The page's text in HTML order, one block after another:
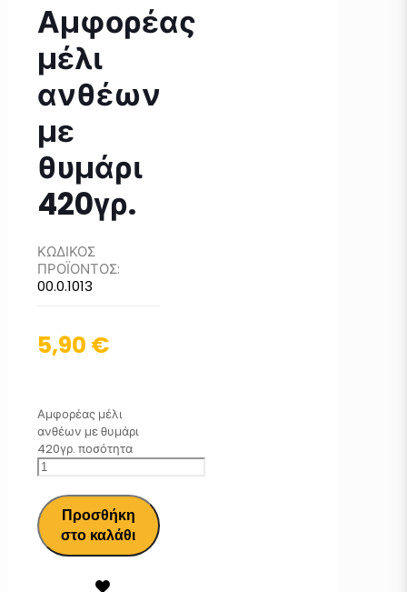
Αμφορέας
μέλι
ανθέων
με
θυμάρι
420γρ.
ΚΩΔΙΚΟΣ
ΠΡΟΪΟΝΤΟΣ:
00.0.1013
5,90 €
Αμφορέας μέλι
ανθέων με θυμάρι
420γρ. ποσότητα
Προσθήκη
στο καλάθι